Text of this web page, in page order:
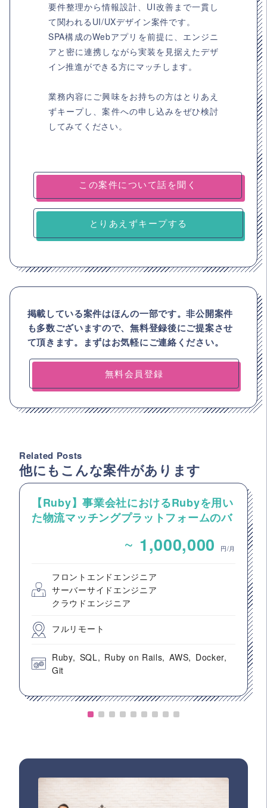
要件整理から情報設計、UI改善まで一貫し
て関われるUI/UXデザイン案件です。
SPA構成のWebアプリを前提に、エンジニ
アと密に連携しながら実装を見据えたデザ
イン推進ができる方にマッチします。
業務内容にご興味をお持ちの方はとりあえ
ずキープし、案件への申し込みをぜひ検討
してみてください。
とりあえずキープする
掲載している案件はほんの一部です。非公開案件
も多数ございますので、無料登録後にご提案させ
て頂きます。まずはお気軽にご連絡ください。
無料会員登録
Related Posts
他にもこんな案件があります
【Ruby】事業会社におけるRubyを用い
た物流マッチングプラットフォームのバ
~ 1,000,000 円/月
フロントエンドエンジニア
サーバーサイドエンジニア
クラウドエンジニア
フルリモート
Ruby SQL Ruby on Rails AWS
Docker
Git